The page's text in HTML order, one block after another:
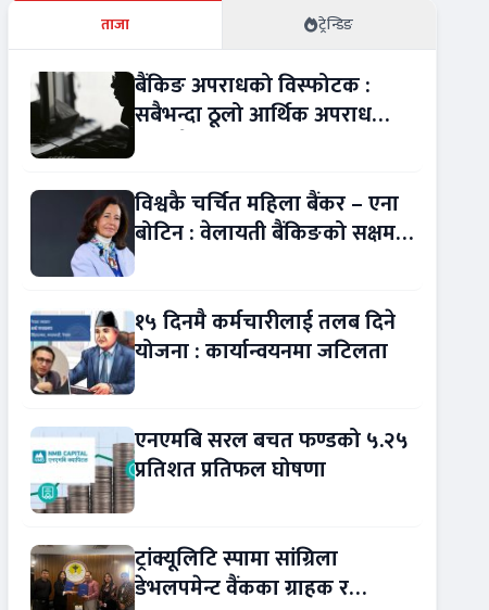
ताजा ट्रेन्डिङ
बैंकिङ अपराधको विस्फोटक :
सबैभन्दा ठूलो आर्थिक अपराध
विश्वकै चर्चित महिला बैंकर – एना
बोटिन : वेलायती बैंकिङको सक्षम
१५ दिनमै कर्मचारीलाई तलब दिने
योजना : कार्यान्वयनमा जटिलता
एनएमबि सरल बचत फण्डको ५.२५
प्रतिशत प्रतिफल घोषणा
ट्रांक्यूलिटि स्पामा सांग्रिला
डेभलपमेन्ट वैंकका ग्राहक र